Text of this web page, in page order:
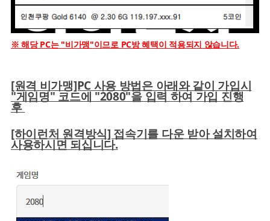
※ 해당 PC는 "비가맹"이므로 PC방 혜택이 적용되지 않습니다.
[원격 비가맹]PC 사용 방법은 아래와 같이 가입시
"게임명" 코드에 "2080"을 입력 하여 가입 진행
후
[하이런처 원격방식] 접속기를 다운 받아 설치하여
사용하시면 되십니다.